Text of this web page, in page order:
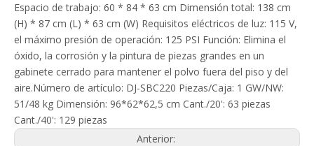
Espacio de trabajo: 60 * 84 * 63 cm Dimensión total: 138 cm
(H) * 87 cm (L) * 63 cm (W) Requisitos eléctricos de luz: 115 V,
el máximo presión de operación: 125 PSI Función: Elimina el
óxido, la corrosión y la pintura de piezas grandes en un
gabinete cerrado para mantener el polvo fuera del piso y del
aire.Número de artículo: DJ-SBC220 Piezas/Caja: 1 GW/NW:
51/48 kg Dimensión: 96*62*62,5 cm Cant./20': 63 piezas
Cant./40': 129 piezas
Anterior: